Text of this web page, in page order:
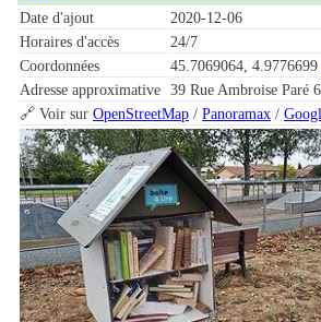
Date d'ajout
2020-12-06
Horaires d'accès
24/7
Coordonnées
45.7069064, 4.9776699
Adresse approximative 39 Rue Ambroise Paré
🔗 Voir sur OpenStreetMap / Panoramax /